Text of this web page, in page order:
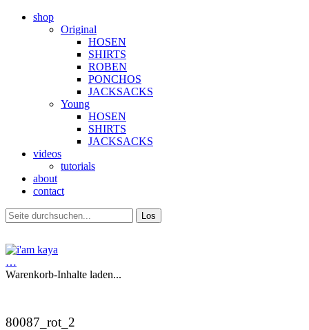
shop
Original
HOSEN
SHIRTS
ROBEN
PONCHOS
JACKSACKS
Young
HOSEN
SHIRTS
JACKSACKS
videos
tutorials
about
contact
…
Warenkorb-Inhalte laden...
80087_rot_2